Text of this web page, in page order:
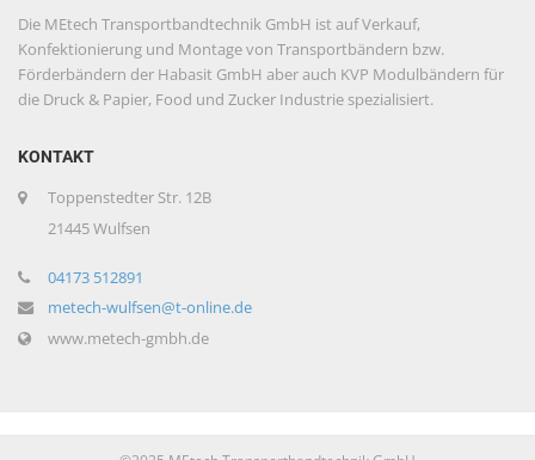
Die MEtech Transportbandtechnik GmbH ist auf Verkauf,
Konfektionierung und Montage von Transportbändern bzw.
Förderbändern der Habasit GmbH aber auch KVP Modulbändern für
die Druck & Papier, Food und Zucker Industrie spezialisiert.
KONTAKT
Toppenstedter Str. 12B
21445 Wulfsen
04173 512891
metech-wulfsen@t-online.de
www.metech-gmbh.de